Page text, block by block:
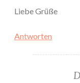
Liebe Grüße
Antworten